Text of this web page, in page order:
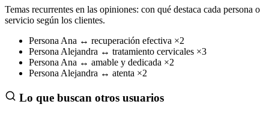
Temas recurrentes en las opiniones: con qué destaca cada persona o
servicio según los clientes.
PersonaAna ↔ recuperación efectiva ×2
PersonaAlejandra ↔ tratamiento cervicales ×3
PersonaAna ↔ amable y dedicada ×2
PersonaAlejandra ↔ atenta ×2
Lo que buscan otros usuarios